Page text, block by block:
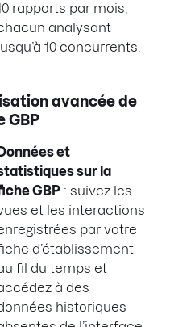
rapports par mois,
analysant
10 concurrents.
avancée de
GBP
Données et
sur la
GBP : suivez les
et les interactions
par votre
d’établissement
fil du temps et
à des
historiques